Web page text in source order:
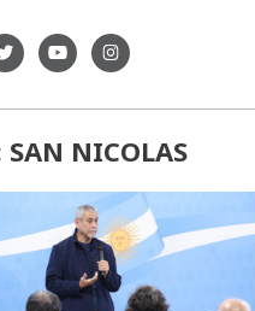
SAN NICOLAS